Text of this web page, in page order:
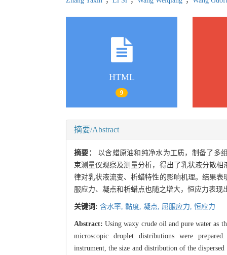
HTML
9
摘要/Abstract
摘要： 以含蜡原油和纯净水为工质，制备了多
束测量仪观察及测量分析，得出了乳状液分散
律对乳状液流变、析蜡特性的影响机理。结果
服应力、凝点和析蜡点也随之增大，恒应力表
关键词: 含水率, 黏度, 凝点, 屈服应力, 恒应力
Abstract:Using waxy crude oil and pure water as
microscopic droplet distributions were
instrument, the size and distribution of the